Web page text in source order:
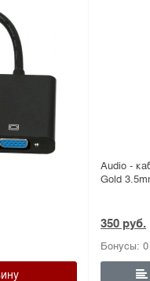
Audio -
Gold
350 руб.
Бонусы: 0
